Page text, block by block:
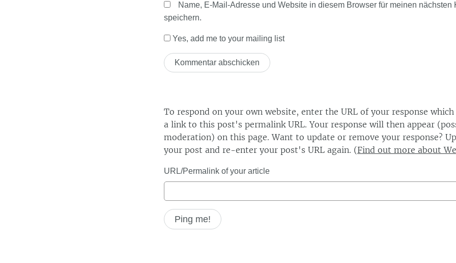
Name, E-Mail-Adresse und Website in diesem Browser für meinen nächsten
speichern.
Yes, add me to your mailing list
To respond on your own website, enter the URL of your response
a link to this post's permalink URL. Your response will then appear
moderation) on this page. Want to update or remove your response?
your post and re-enter your post's URL again. (Find out more about
URL/Permalink of your article